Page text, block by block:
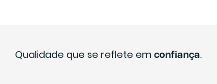
Qualidade que se reflete emconfiança.